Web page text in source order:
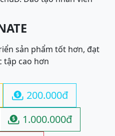
sản phẩm tốt hơn, đạt
tập cao hơn
 200.000đ
 1.000.000đ